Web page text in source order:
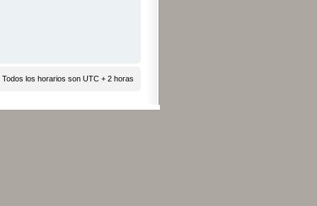
Todos los horarios son UTC + 2 horas